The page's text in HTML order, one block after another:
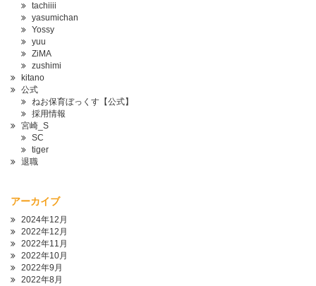
tachiiii
yasumichan
Yossy
yuu
ZiMA
zushimi
kitano
公式
ねお保育ぼっくす【公式】
採用情報
宮崎_S
SC
tiger
退職
アーカイブ
2024年12月
2022年12月
2022年11月
2022年10月
2022年9月
2022年8月